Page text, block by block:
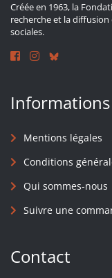
Créée en 1963, la
recherche et la diffusion
sociales.
Informations
Mentions légales
Conditions
Qui sommes-nous
Suivre une
Contact